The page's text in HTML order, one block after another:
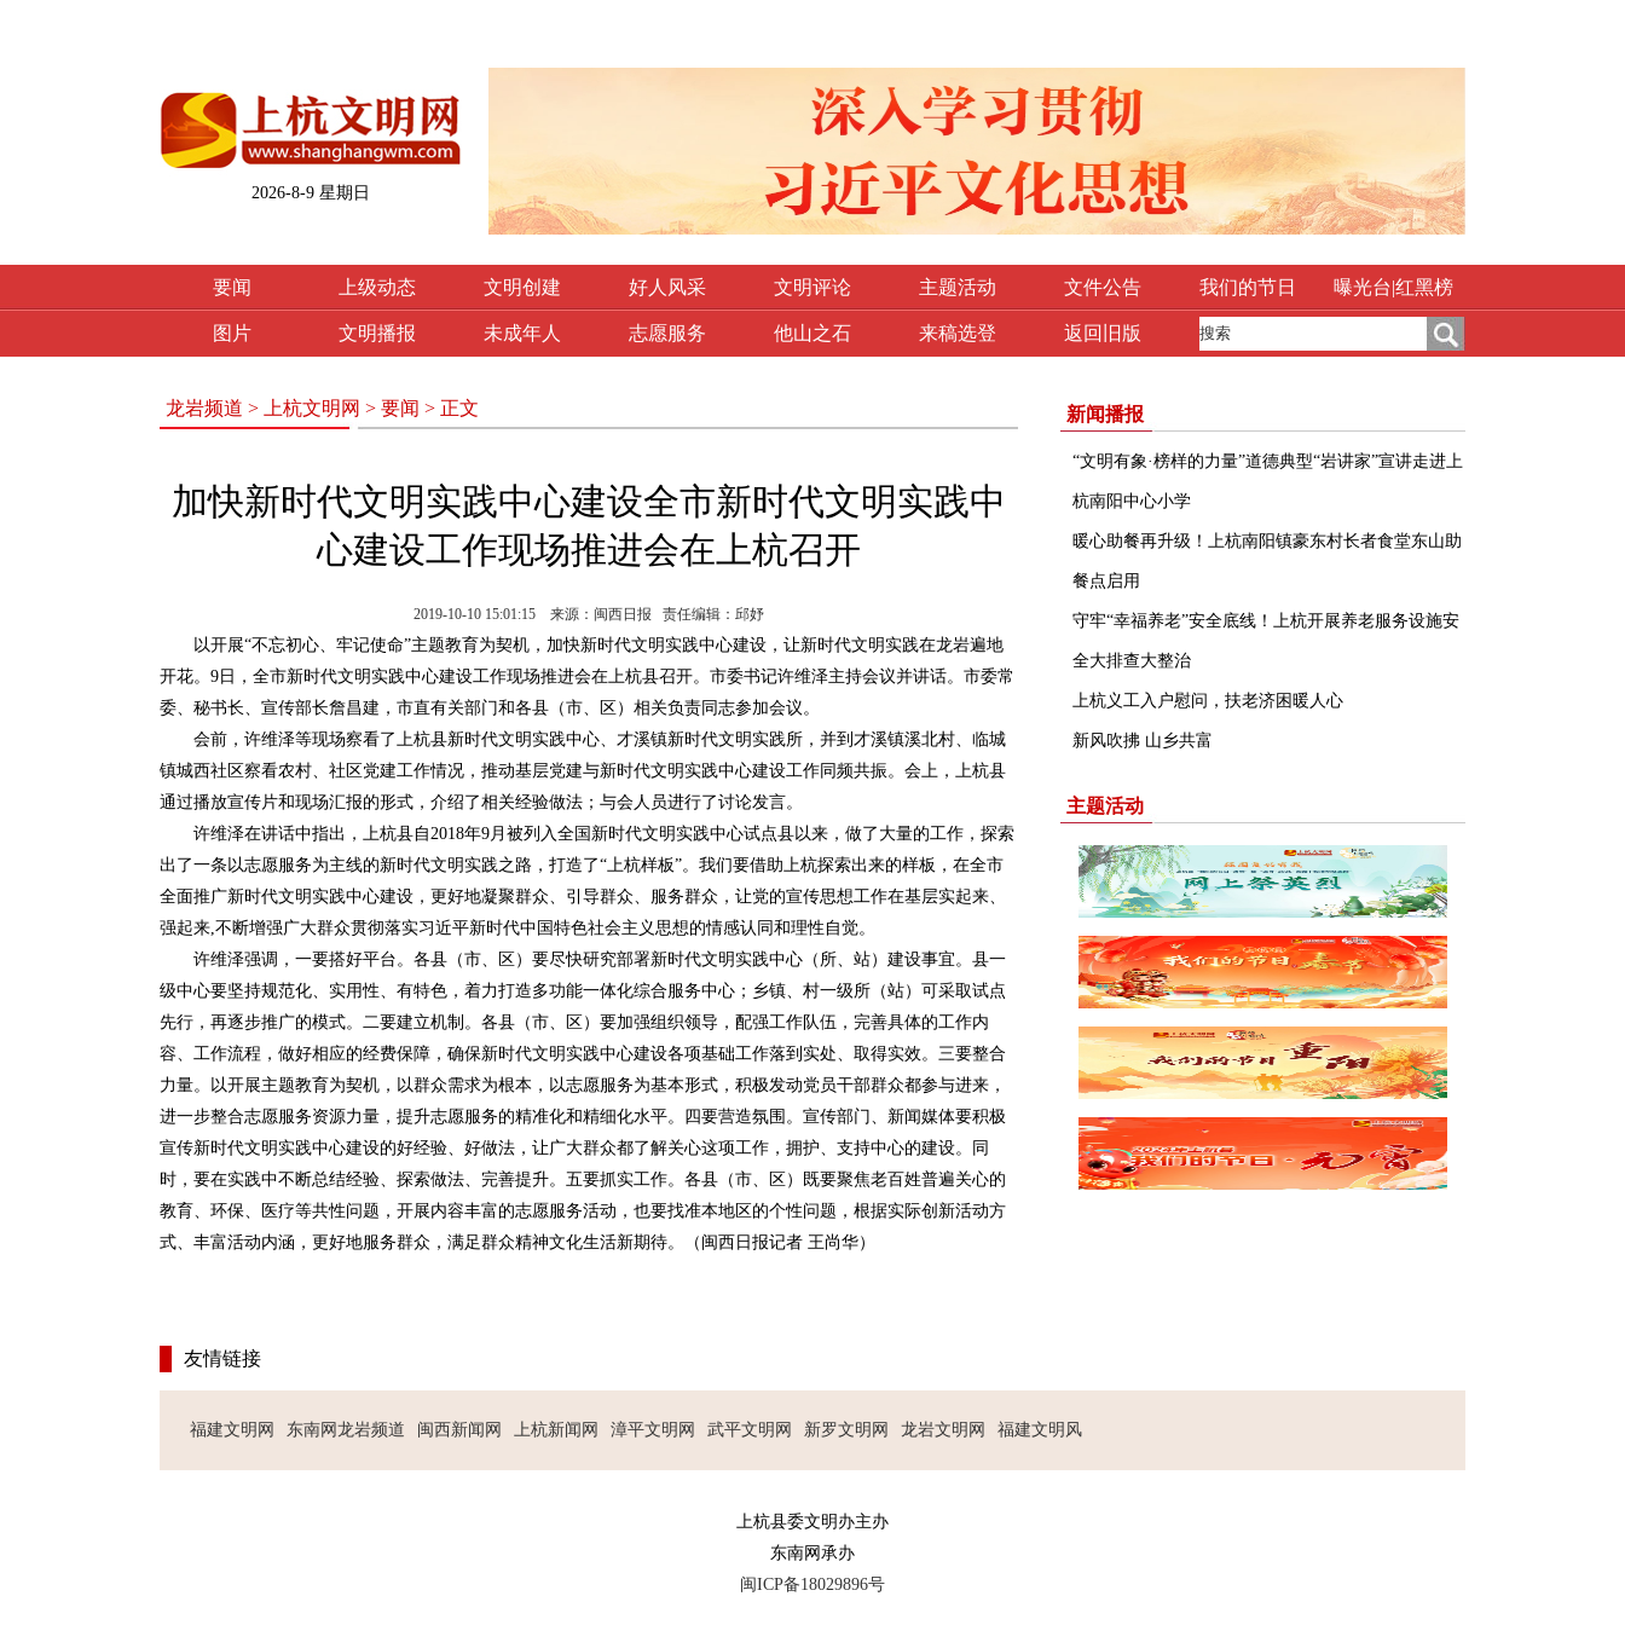
2026-8-9 星期日
要闻 上级动态 文明创建 好人风采 文明评论 主题活动 文件公告 我们的节日 曝光台|红黑榜
图片 文明播报 未成年人 志愿服务 他山之石 来稿选登 返回旧版
龙岩频道 > 上杭文明网 > 要闻 > 正文
加快新时代文明实践中心建设全市新时代文明实践中
心建设工作现场推进会在上杭召开
2019-10-10 15:01:15 来源：闽西日报 责任编辑：邱妤
以开展“不忘初心、牢记使命”主题教育为契机，加快新时代文明实践中心建设，让新时代文明实践在龙岩遍地
开花。9日，全市新时代文明实践中心建设工作现场推进会在上杭县召开。市委书记许维泽主持会议并讲话。市委常
委、秘书长、宣传部长詹昌建，市直有关部门和各县（市、区）相关负责同志参加会议。
会前，许维泽等现场察看了上杭县新时代文明实践中心、才溪镇新时代文明实践所，并到才溪镇溪北村、临城
镇城西社区察看农村、社区党建工作情况，推动基层党建与新时代文明实践中心建设工作同频共振。会上，上杭县
通过播放宣传片和现场汇报的形式，介绍了相关经验做法；与会人员进行了讨论发言。
许维泽在讲话中指出，上杭县自2018年9月被列入全国新时代文明实践中心试点县以来，做了大量的工作，探索
出了一条以志愿服务为主线的新时代文明实践之路，打造了“上杭样板”。我们要借助上杭探索出来的样板，在全市
全面推广新时代文明实践中心建设，更好地凝聚群众、引导群众、服务群众，让党的宣传思想工作在基层实起来、
强起来,不断增强广大群众贯彻落实习近平新时代中国特色社会主义思想的情感认同和理性自觉。
许维泽强调，一要搭好平台。各县（市、区）要尽快研究部署新时代文明实践中心（所、站）建设事宜。县一
级中心要坚持规范化、实用性、有特色，着力打造多功能一体化综合服务中心；乡镇、村一级所（站）可采取试点
先行，再逐步推广的模式。二要建立机制。各县（市、区）要加强组织领导，配强工作队伍，完善具体的工作内
容、工作流程，做好相应的经费保障，确保新时代文明实践中心建设各项基础工作落到实处、取得实效。三要整合
力量。以开展主题教育为契机，以群众需求为根本，以志愿服务为基本形式，积极发动党员干部群众都参与进来，
进一步整合志愿服务资源力量，提升志愿服务的精准化和精细化水平。四要营造氛围。宣传部门、新闻媒体要积极
宣传新时代文明实践中心建设的好经验、好做法，让广大群众都了解关心这项工作，拥护、支持中心的建设。同
时，要在实践中不断总结经验、探索做法、完善提升。五要抓实工作。各县（市、区）既要聚焦老百姓普遍关心的
教育、环保、医疗等共性问题，开展内容丰富的志愿服务活动，也要找准本地区的个性问题，根据实际创新活动方
式、丰富活动内涵，更好地服务群众，满足群众精神文化生活新期待。（闽西日报记者 王尚华）
新闻播报
“文明有象·榜样的力量”道德典型“岩讲家”宣讲走进上
杭南阳中心小学
暖心助餐再升级！上杭南阳镇豪东村长者食堂东山助
餐点启用
守牢“幸福养老”安全底线！上杭开展养老服务设施安
全大排查大整治
上杭义工入户慰问，扶老济困暖人心
新风吹拂 山乡共富
主题活动
友情链接
福建文明网 东南网龙岩频道 闽西新闻网 上杭新闻网 漳平文明网 武平文明网 新罗文明网 龙岩文明网 福建文明风
上杭县委文明办主办
东南网承办
闽ICP备18029896号